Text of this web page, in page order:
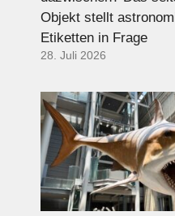
Objekt stellt
Etiketten in Frage
28. Juli 2026